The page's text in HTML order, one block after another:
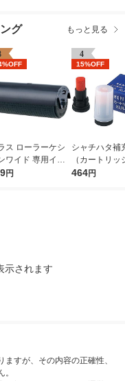
グ もっと見る
ス ローラーケシ
ワイド 専用イン
ートリッジ 個人
円
4
15%OFF
シャチハタ補
（カートリッ
ネーム・ネー
464円
示されます
すが、その内容の正確性、